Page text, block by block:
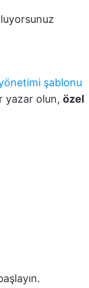
şablonu
yazar olun, özel